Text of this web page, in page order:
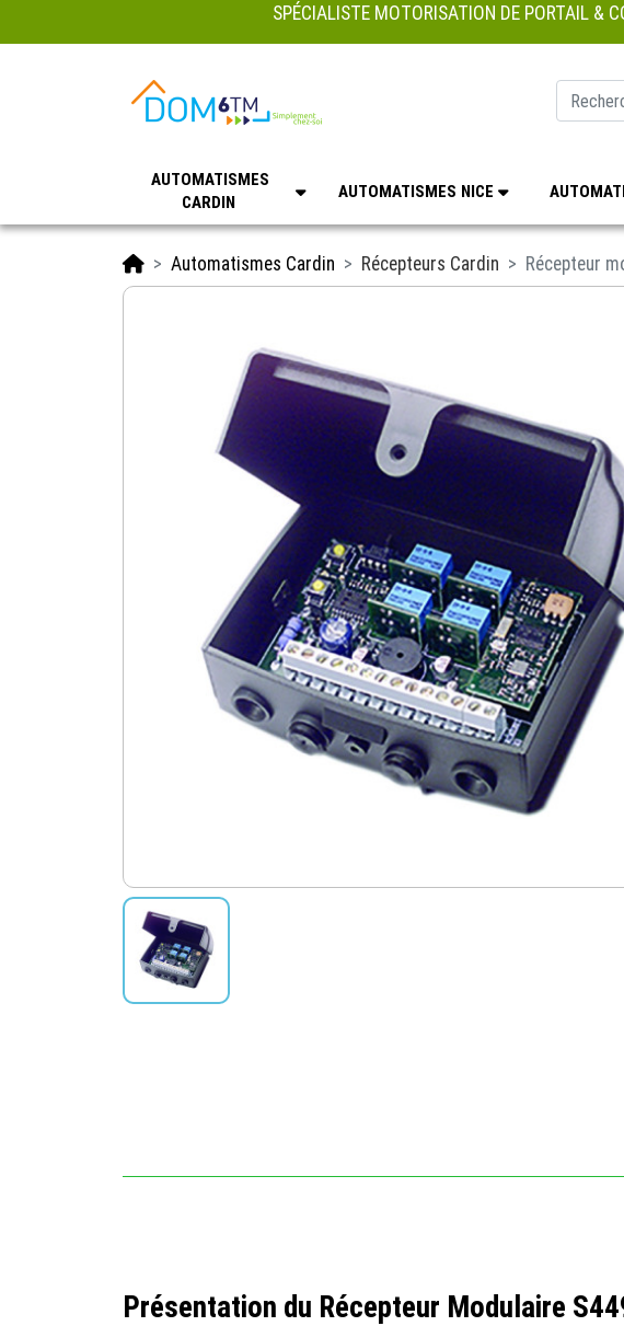
SPÉCIALISTE MOTORISATION DE PORTAIL &
AUTOMATISMES
CARDIN
AUTOMATISMES NICE
AccueilAutomatismes Cardin Récepteurs Cardin Récepteur
Présentation du Récepteur Modulaire